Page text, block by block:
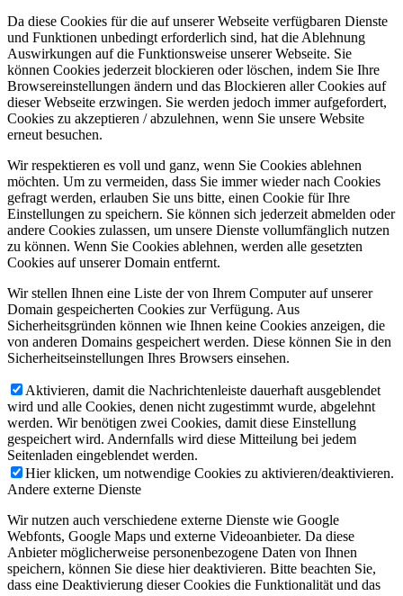
Da diese Cookies für die auf unserer Webseite verfügbaren Dienste
und Funktionen unbedingt erforderlich sind, hat die Ablehnung
Auswirkungen auf die Funktionsweise unserer Webseite. Sie
können Cookies jederzeit blockieren oder löschen, indem Sie Ihre
Browsereinstellungen ändern und das Blockieren aller Cookies auf
dieser Webseite erzwingen. Sie werden jedoch immer aufgefordert,
Cookies zu akzeptieren / abzulehnen, wenn Sie unsere Website
erneut besuchen.
Wir respektieren es voll und ganz, wenn Sie Cookies ablehnen
möchten. Um zu vermeiden, dass Sie immer wieder nach Cookies
gefragt werden, erlauben Sie uns bitte, einen Cookie für Ihre
Einstellungen zu speichern. Sie können sich jederzeit abmelden oder
andere Cookies zulassen, um unsere Dienste vollumfänglich nutzen
zu können. Wenn Sie Cookies ablehnen, werden alle gesetzten
Cookies auf unserer Domain entfernt.
Wir stellen Ihnen eine Liste der von Ihrem Computer auf unserer
Domain gespeicherten Cookies zur Verfügung. Aus
Sicherheitsgründen können wie Ihnen keine Cookies anzeigen, die
von anderen Domains gespeichert werden. Diese können Sie in den
Sicherheitseinstellungen Ihres Browsers einsehen.
Aktivieren, damit die Nachrichtenleiste dauerhaft ausgeblendet
wird und alle Cookies, denen nicht zugestimmt wurde, abgelehnt
werden. Wir benötigen zwei Cookies, damit diese Einstellung
gespeichert wird. Andernfalls wird diese Mitteilung bei jedem
Seitenladen eingeblendet werden.
Hier klicken, um notwendige Cookies zu aktivieren/deaktivieren.
Andere externe Dienste
Wir nutzen auch verschiedene externe Dienste wie Google
Webfonts, Google Maps und externe Videoanbieter. Da diese
Anbieter möglicherweise personenbezogene Daten von Ihnen
speichern, können Sie diese hier deaktivieren. Bitte beachten Sie,
dass eine Deaktivierung dieser Cookies die Funktionalität und das